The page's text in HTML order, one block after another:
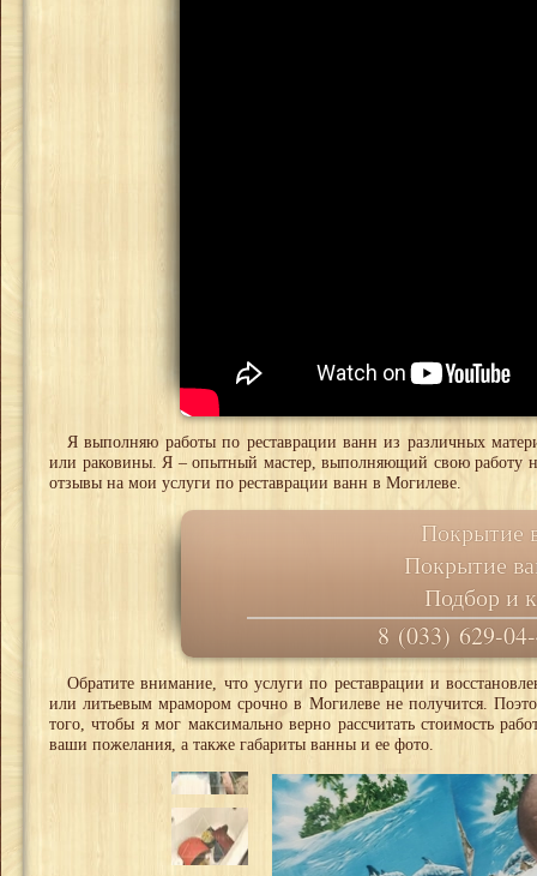
Я выполняю работы по реставрации ванн из различных
или раковины. Я – опытный мастер, выполняющий свою работу
отзывы на мои услуги по реставрации ванн в Могилеве.
Покрытие
Покрытие
Подбор и
8 (033) 629-
Обратите внимание, что услуги по реставрации и
или литьевым мрамором срочно в Могилеве не получится.
того, чтобы я мог максимально верно рассчитать стоимость
ваши пожелания, а также габариты ванны и ее фото.